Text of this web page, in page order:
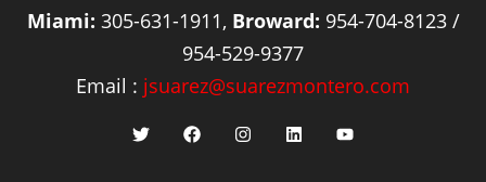
Miami: 305-631-1911, Broward: 954-704-8123 /
954-529-9377
Email : jsuarez@suarezmontero.com